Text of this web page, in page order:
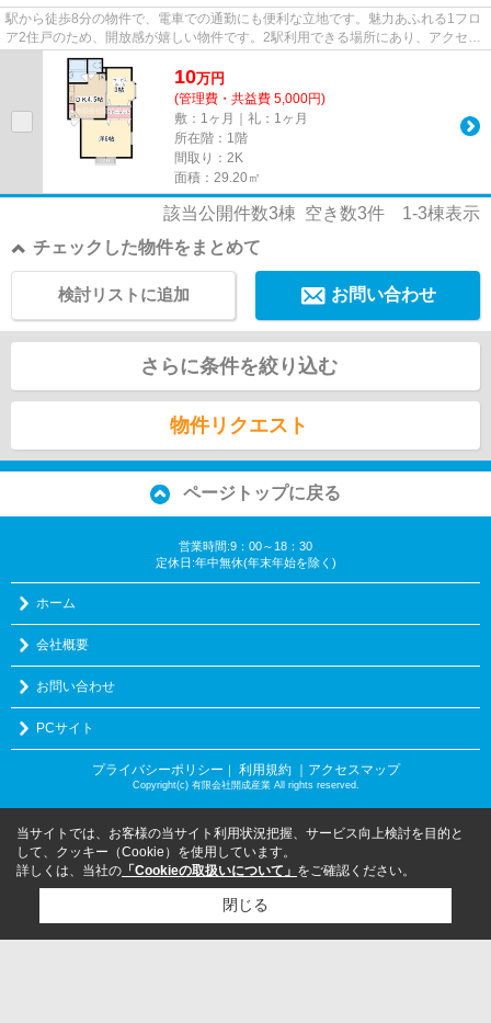
駅から徒歩8分の物件で、電車での通勤にも便利な立地です。魅力あふれる1フロ
ア2住戸のため、開放感が嬉しい物件です。2駅利用できる場所にあり、アクセス
が便利です。不動産について...
10万円
(管理費・共益費 5,000円)
敷：1ヶ月｜礼：1ヶ月
所在階：1階
間取り：2K
面積：29.20㎡
該当公開件数3棟 空き数3件 1-3棟表示
チェックした物件をまとめて
お問い合わせ
検討リストに追加
さらに条件を絞り込む
物件リクエスト
ページトップに戻る
営業時間:9：00～18：30
定休日:年中無休(年末年始を除く)
ホーム
会社概要
お問い合わせ
PCサイト
プライバシーポリシー ｜ 利用規約 ｜アクセスマップ
Copyright(c) 有限会社開成産業 All rights reserved.
当サイトでは、お客様の当サイト利用状況把握、サービス向上検討を目的と
して、クッキー（Cookie）を使用しています。
詳しくは、当社の 「Cookieの取扱いについて」 をご確認ください。
閉じる